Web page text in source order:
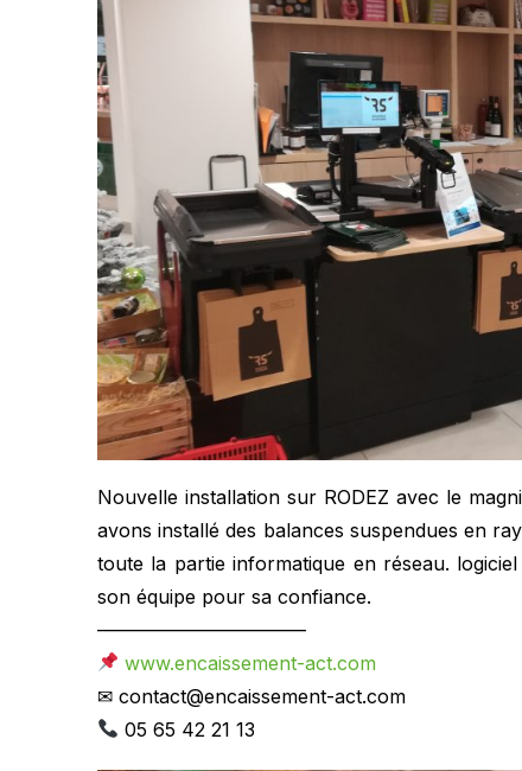
Nouvelle installation sur RODEZ avec le
avons installé des balances suspendues en
toute la partie informatique en réseau.
son équipe pour sa confiance.
———————————
www.encaissement-act.com
✉ contact@encaissement-act.com
05 65 42 21 13